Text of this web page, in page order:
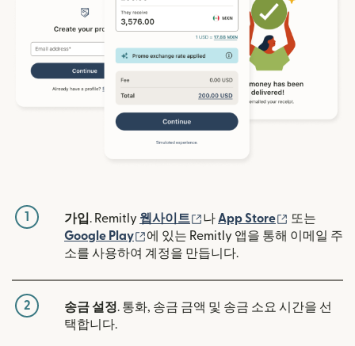
1 가입. Remitly 웹사이트 (새 창에서 열림)
나 App Store (새 창에서
또는
Google Play
(새 창에서 열림)
에 있는 Remitly 앱을 통해 이메일 주
소를 사용하여 계정을 만듭니다.
2 송금 설정. 통화, 송금 금액 및 송금 소요 시간을 선
택합니다.